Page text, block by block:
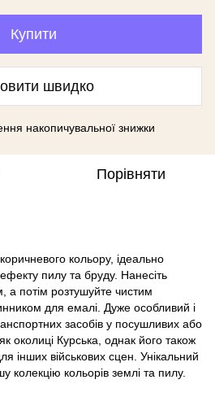
Купити
швидко
накопичувальної знижки
Порівняти
кольору, ідеально
пилу та бруду. Нанесіть
потім розтушуйте чистим
для емалі. Дуже особливий і
засобів у посушливих або
околиці Курська, однак його також
інших військових сцен. Унікальний
колекцію кольорів землі та пилу.